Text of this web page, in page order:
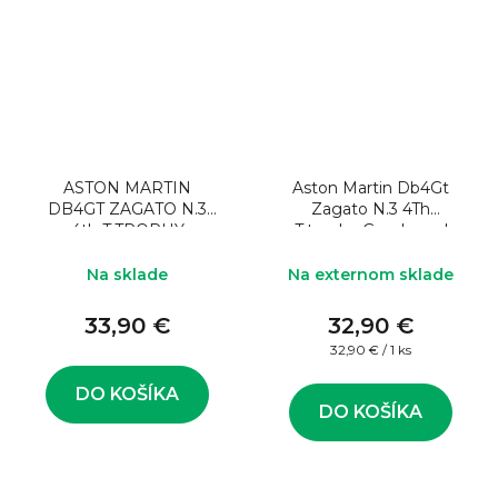
ASTON MARTIN
DB4GT ZAGATO N.3
4th T.TROPHY
J.CLARK
Na sklade
33,90 €
DO KOŠÍKA
Aston Martin Db4Gt
Zagato N.3 4Th
T.trophy Goodwood
Na externom sklade
32,90 €
Jednotková
32,90 € / 1 ks
DO KOŠÍKA